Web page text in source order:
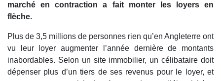
marché en contraction a fait monter les loyers en
flèche.
Plus de 3,5 millions de personnes rien qu’en Angleterre ont
vu leur loyer augmenter l’année dernière de montants
inabordables. Selon un site immobilier, un célibataire doit
dépenser plus d’un tiers de ses revenus pour le loyer, et